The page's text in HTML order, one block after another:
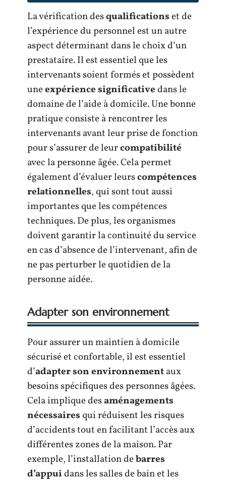
La vérification desqualificationset de
l’expérience du personnel est un autre
aspect déterminant dans le choix d’un
prestataire. Il est essentiel que les
intervenants soient formés et possèdent
uneexpérience significativedans le
domaine de l’aide à domicile. Une bonne
pratique consiste à rencontrer les
intervenants avant leur prise de fonction
pour s’assurer de leurcompatibilité
avec la personne âgée. Cela permet
également d’évaluer leurscompétences
relationnelles, qui sont tout aussi
importantes que les compétences
techniques. De plus, les organismes
doivent garantir la continuité du service
en cas d’absence de l’intervenant, afin de
ne pas perturber le quotidien de la
personne aidée.
Adapter son environnement
Pour assurer un maintien à domicile
sécurisé et confortable, il est essentiel
d’adapter son environnementaux
besoins spécifiques des personnes âgées.
Cela implique desaménagements
nécessairesqui réduisent les risques
d’accidents tout en facilitant l’accès aux
différentes zones de la maison. Par
exemple, l’installation debarres
d’appuidans les salles de bain et les